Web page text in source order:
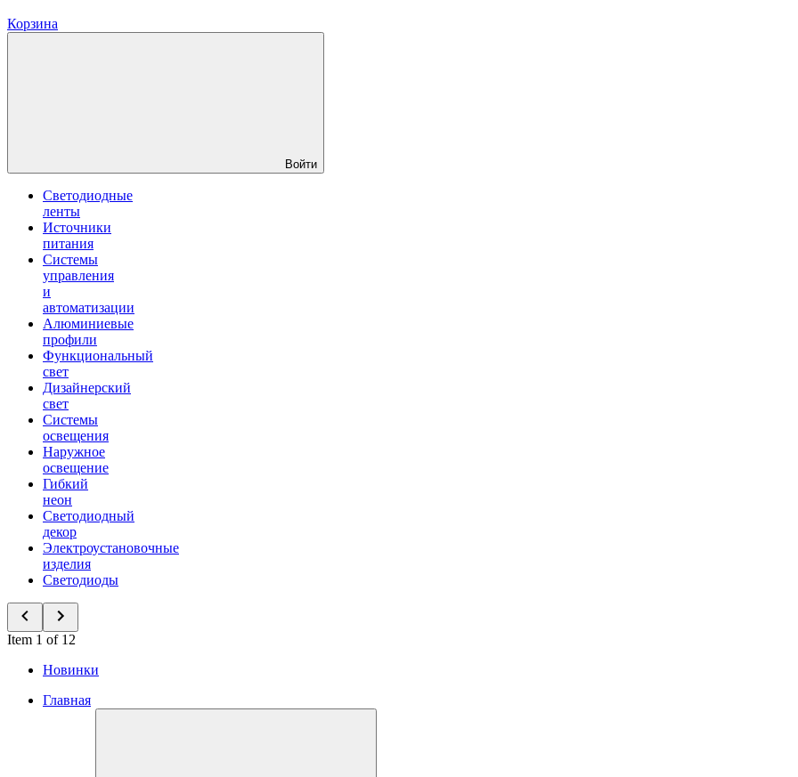
Корзина
Войти
Светодиодные
ленты
Источники
питания
Системы
управления
и
автоматизации
Алюминиевые
профили
Функциональный
свет
Дизайнерский
свет
Системы
освещения
Наружное
освещение
Гибкий
неон
Светодиодный
декор
Электроустановочные
изделия
Светодиоды
Item 1 of 12
Новинки
Главная